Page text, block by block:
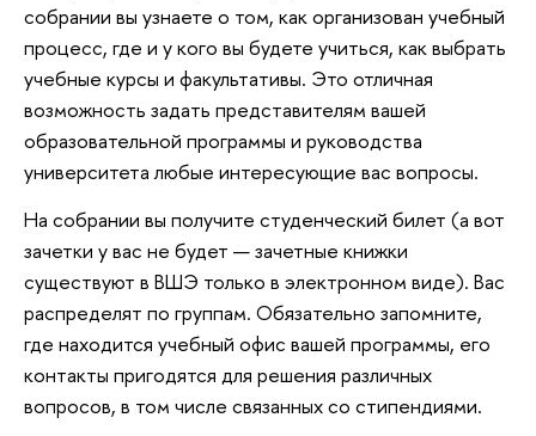
собрании вы узнаете о том, как организован учебный
процесс, где и у кого вы будете учиться, как выбрать
учебные курсы и факультативы. Это отличная
возможность задать представителям вашей
образовательной программы и руководства
университета любые интересующие вас вопросы.
На собрании вы получите студенческий билет (а вот
зачетки у вас не будет — зачетные книжки
существуют в ВШЭ только в электронном виде). Вас
распределят по группам. Обязательно запомните,
где находится учебный офис вашей программы, его
контакты пригодятся для решения различных
вопросов, в том числе связанных со стипендиями.